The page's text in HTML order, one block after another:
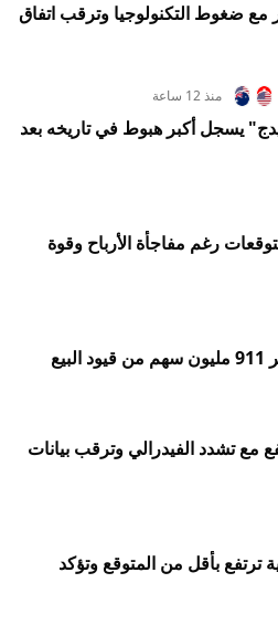
مع ضغوط التكنولوجيا وترقب اتفاق
منذ 12 ساعة
يسجل أكبر هبوط في تاريخه بعد
رغم مفاجأة الأرباح وقوة
مع تشدد الفيدرالي وترقب بيانات
ترتفع بأقل من المتوقع وتؤكد